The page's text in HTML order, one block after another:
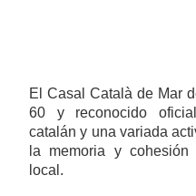
El Casal Català de Mar
60 y reconocido
catalán y una variada
la memoria y
local.